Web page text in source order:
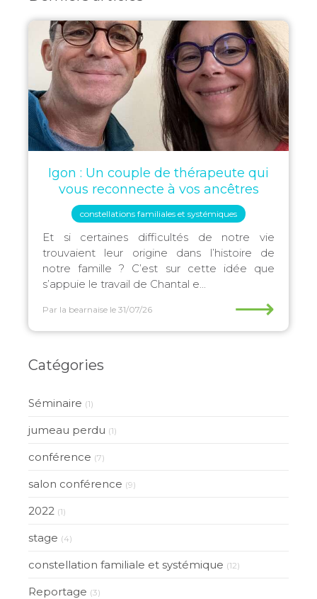
Igon : Un couple de thérapeute qui
vous reconnecte à vos ancêtres
constellations familiales et systémiques
Et si certaines difficultés de notre vie
trouvaient leur origine dans l’histoire de
notre famille ? C’est sur cette idée que
s’appuie le travail de Chantal e...
Par la bearnaise le 31/07/26 ⟶
Catégories
Séminaire (1)
jumeau perdu (1)
conférence (7)
salon conférence (9)
2022 (1)
stage (4)
constellation familiale et systémique (12)
Reportage (3)